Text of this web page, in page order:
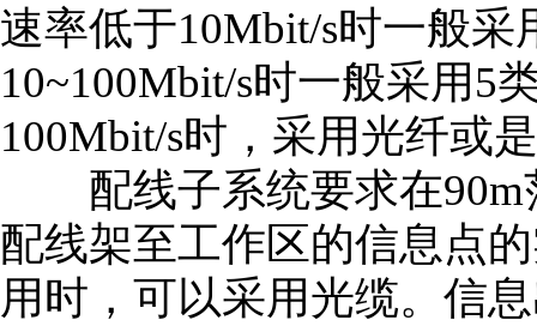
速率低于10Mbit/s时一般
10~100Mbit/s时一般采用5
100Mbit/s时，采用光纤或
配线子系统要求在90m
配线架至工作区的信息点
用时，可以采用光缆。信